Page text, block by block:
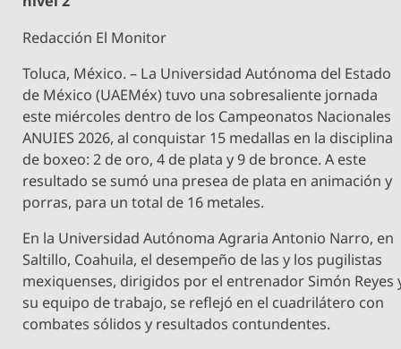
Redacción El Monitor
Toluca, México. – La Universidad Autónoma del Estado
de México (UAEMéx) tuvo una sobresaliente jornada
este miércoles dentro de los Campeonatos Nacionales
ANUIES 2026, al conquistar 15 medallas en la disciplina
de boxeo: 2 de oro, 4 de plata y 9 de bronce. A este
resultado se sumó una presea de plata en animación y
porras, para un total de 16 metales.
En la Universidad Autónoma Agraria Antonio Narro, en
Saltillo, Coahuila, el desempeño de las y los pugilistas
mexiquenses, dirigidos por el entrenador Simón Reyes
su equipo de trabajo, se reflejó en el cuadrilátero con
combates sólidos y resultados contundentes.